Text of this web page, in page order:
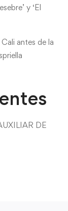
y ‘El
antes de la
DE